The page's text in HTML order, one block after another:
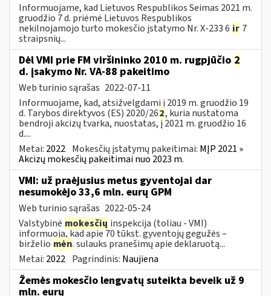
Informuojame, kad Lietuvos Respublikos Seimas 2021 m.
gruodžio 7 d. priėmė Lietuvos Respublikos
nekilnojamojo turto mokesčio įstatymo Nr. X-233 6 ir 7
straipsnių...
Dėl VMI prie FM viršininko 2010 m. rugpjūčio 2
d. įsakymo Nr. VA-88 pakeitimo
Web turinio sąrašas 2022-07-11
Informuojame, kad, atsižvelgdami į 2019 m. gruodžio 19
d. Tarybos direktyvos (ES) 2020/262, kuria nustatoma
bendroji akcizų tvarka, nuostatas, į 2021 m. gruodžio 16
d....
Metai: 2022 Mokesčių įstatymų pakeitimai: MĮP 2021 »
Akcizų mokesčių pakeitimai nuo 2023 m.
VMI: už praėjusius metus gyventojai dar
nesumokėjo 33,6 mln. eurų GPM
Web turinio sąrašas 2022-05-24
Valstybinė mokesčių inspekcija (toliau - VMI)
informuoja, kad apie 70 tūkst. gyventojų gegužės –
birželio mėn. sulauks pranešimų apie deklaruotą...
Metai: 2022 Pagrindinis: Naujiena
Žemės mokesčio lengvatų suteikta beveik už 9
mln. eurų